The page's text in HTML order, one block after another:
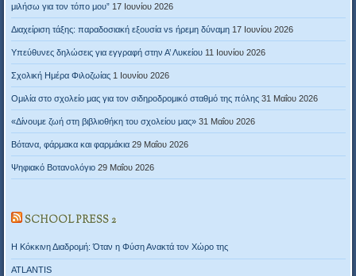
μιλήσω για τον τόπο μου” 17 Ιουνίου 2026
Διαχείριση τάξης: παραδοσιακή εξουσία vs ήρεμη δύναμη 17 Ιουνίου 2026
Υπεύθυνες δηλώσεις για εγγραφή στην Α’ Λυκείου 11 Ιουνίου 2026
Σχολική Ημέρα Φιλοζωίας 1 Ιουνίου 2026
Ομιλία στο σχολείο μας για τον σιδηροδρομικό σταθμό της πόλης 31 Μαΐου 2026
«Δίνουμε ζωή στη βιβλιοθήκη του σχολείου μας» 31 Μαΐου 2026
Βότανα, φάρμακα και φαρμάκια 29 Μαΐου 2026
Ψηφιακό Βοτανολόγιο 29 Μαΐου 2026
SCHOOL PRESS 2
Η Κόκκινη Διαδρομή: Όταν η Φύση Ανακτά τον Χώρο της
ATLANTIS